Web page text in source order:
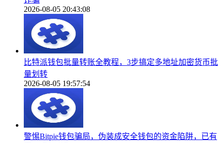
2026-08-05 20:43:08
比特派钱包批量转账全教程，3步搞定多地址加密货币批
量划转
2026-08-05 19:57:54
警惕Bitpie钱包骗局，伪装成安全钱包的资金陷阱，已有